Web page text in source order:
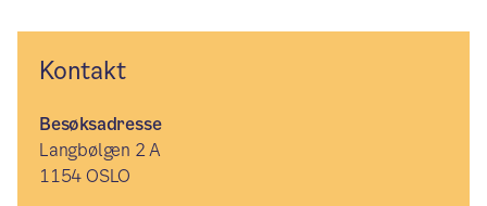
Kontakt
Besøksadresse
Langbølgen 2 A
1154 OSLO